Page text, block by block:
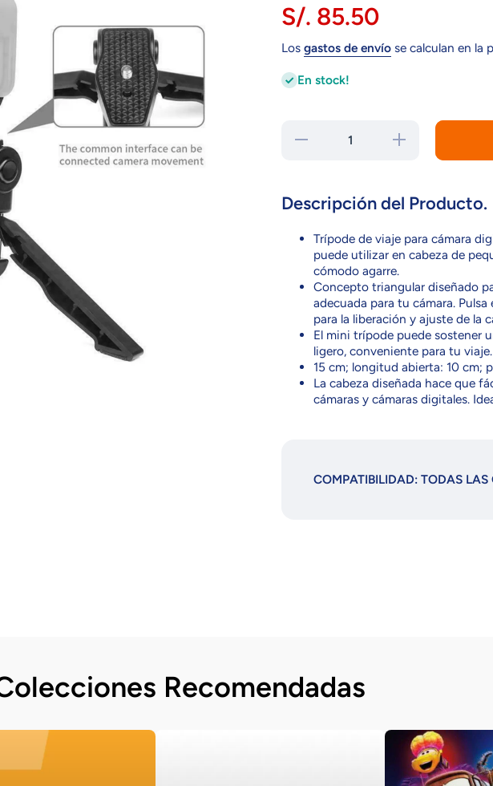
S/. 85.50
Los gastos de envíose calculan en la
En stock!
Reducir
Aumentar
cantidad
Descripción del Producto.
Trípode de viaje para cámara
puede utilizar en cabeza de
cómodo agarre.
Concepto triangular diseñado
adecuada para tu cámara.
para la liberación y ajuste de la
El mini trípode puede sostener
ligero, conveniente para tu viaje.
15 cm; longitud abierta: 10 cm;
La cabeza diseñada hace que
cámaras y cámaras digitales.
COMPATIBILIDAD: TODAS LAS
Recomendadas